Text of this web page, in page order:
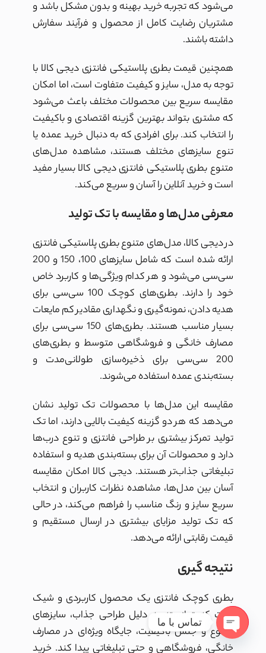
می‌شود که تجربه خرید بهینه و بدون مشکل باشد و
مشتریان رضایت کامل از محصول و فرآیند سفارش
داشته باشند.
همچنین قیمت بطری پلاستیکی فانتزی دیجی کالا با
توجه به مدل، سایز و کیفیت متفاوت است، اما امکان
مقایسه سریع بین محصولات مختلف باعث می‌شود
که مشتری بتواند بهترین گزینه اقتصادی و باکیفیت
را انتخاب کند. برای افرادی که به دنبال خرید عمده یا
تنوع سایزهای مختلف هستند، مشاهده مدل‌های
متنوع بطری پلاستیکی فانتزی دیجی کالا بسیار مفید
است و خرید آنلاین را آسان و سریع می‌کند.
معرفی مدل‌ها و مقایسه با تک تولید
در دیجی کالا، مدل‌های متنوع بطری پلاستیکی فانتزی
ارائه شده است که شامل سایزهای 100، 150 و 200
سی‌سی می‌شود و هر کدام ویژگی‌ها و کاربرد خاص
خود را دارند. بطری‌های کوچک 100 سی‌سی برای
هدیه دادن، نمونه‌گیری و نگهداری مقادیر کم مایعات
بسیار مناسب هستند. بطری‌های 150 سی‌سی برای
مصارف خانگی و فروشگاهی متوسط و بطری‌های
200 سی‌سی برای ذخیره‌سازی طولانی‌مدت و
بسته‌بندی عمده استفاده می‌شوند.
مقایسه این مدل‌ها با محصولات تک تولید نشان
می‌دهد که هر دو گزینه کیفیت بالایی دارند، اما تک
تولید تمرکز بیشتری بر طراحی فانتزی و تنوع درب‌ها
دارد و محصولات آن برای بسته‌بندی هدیه و استفاده
تبلیغاتی جذاب‌تر هستند. دیجی کالا امکان مقایسه
آسان بین مدل‌ها، مشاهده نظرات کاربران و انتخاب
سریع سایز و رنگ مناسب را فراهم می‌کند، در حالی
که تک تولید مزایای بیشتری در ارسال مستقیم و
قیمت رقابتی ارائه می‌دهد.
نتیجه گیری
بطری کوچک فانتزی یک محصول کاربردی و شیک
است که توانسته به دلیل طراحی جذاب، سایزهای
متنوع و جنس باکیفیت، جایگاه ویژه‌ای در مصارف
خانگی، فروشگاهی و حتی تبلیغاتی پیدا کند. خرید
تماس با ما
Open